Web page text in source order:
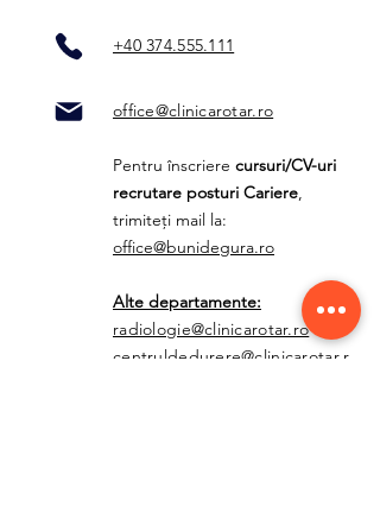
+40 374.555.111
office@clinicarotar.ro
Pentru înscriere cursuri/CV-uri
recrutare posturi Cariere,
trimiteți mail la:
office@bunidegura.ro
Alte departamente:
radiologie@clinicarotar.ro
centruldedurere@clinicarotar.r